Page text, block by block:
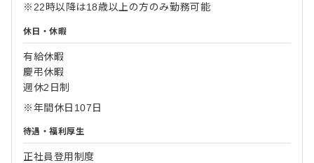
※22時以降は18歳以上の方のみ勤務可能
休日・休暇
有給休暇
慶弔休暇
週休2日制
※年間休日107日
待遇・福利厚生
正社員登用制度